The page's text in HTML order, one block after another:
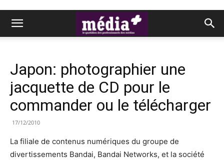
Japon: photographier une
jacquette de CD pour le
commander ou le télécharger
17/12/2010
La filiale de contenus numériques du groupe de
divertissements Bandai, Bandai Networks, et la société